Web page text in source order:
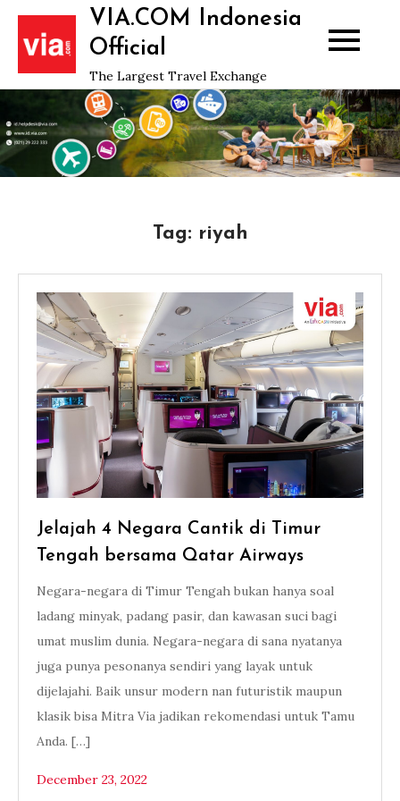
Skip
content
VIA.COM Indonesia
Official
The Largest Travel Exchange
Tag: riyah
Jelajah 4 Negara Cantik di Timur
Tengah bersama Qatar Airways
Negara-negara di Timur Tengah bukan hanya soal
ladang minyak, padang pasir, dan kawasan suci bagi
umat muslim dunia. Negara-negara di sana nyatanya
juga punya pesonanya sendiri yang layak untuk
dijelajahi. Baik unsur modern nan futuristik maupun
klasik bisa Mitra Via jadikan rekomendasi untuk Tamu
Anda. […]
December 23, 2022